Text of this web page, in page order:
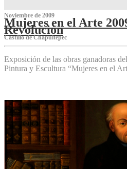
Noviembre de 2009
Mujeres en el Arte
Revolución
Castillo de Chapultepec
Exposición de las obras ganadoras
Pintura y Escultura “Mujeres en el